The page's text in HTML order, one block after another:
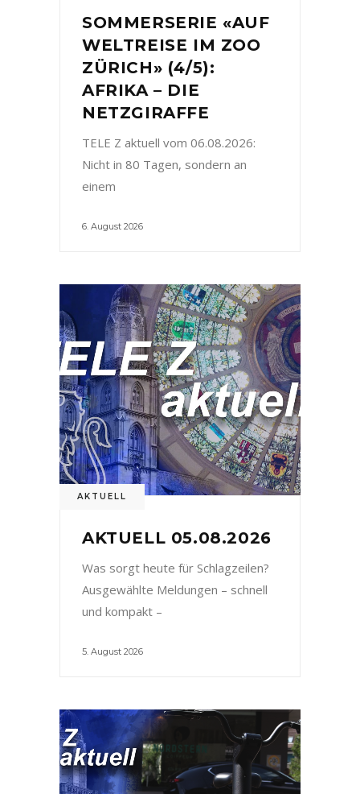
SOMMERSERIE «AUF
WELTREISE IM ZOO
ZÜRICH» (4/5):
AFRIKA – DIE
NETZGIRAFFE
TELE Z aktuell vom 06.08.2026:
Nicht in 80 Tagen, sondern an
einem
6. August 2026
AKTUELL
AKTUELL 05.08.2026
Was sorgt heute für Schlagzeilen?
Ausgewählte Meldungen – schnell
und kompakt –
5. August 2026